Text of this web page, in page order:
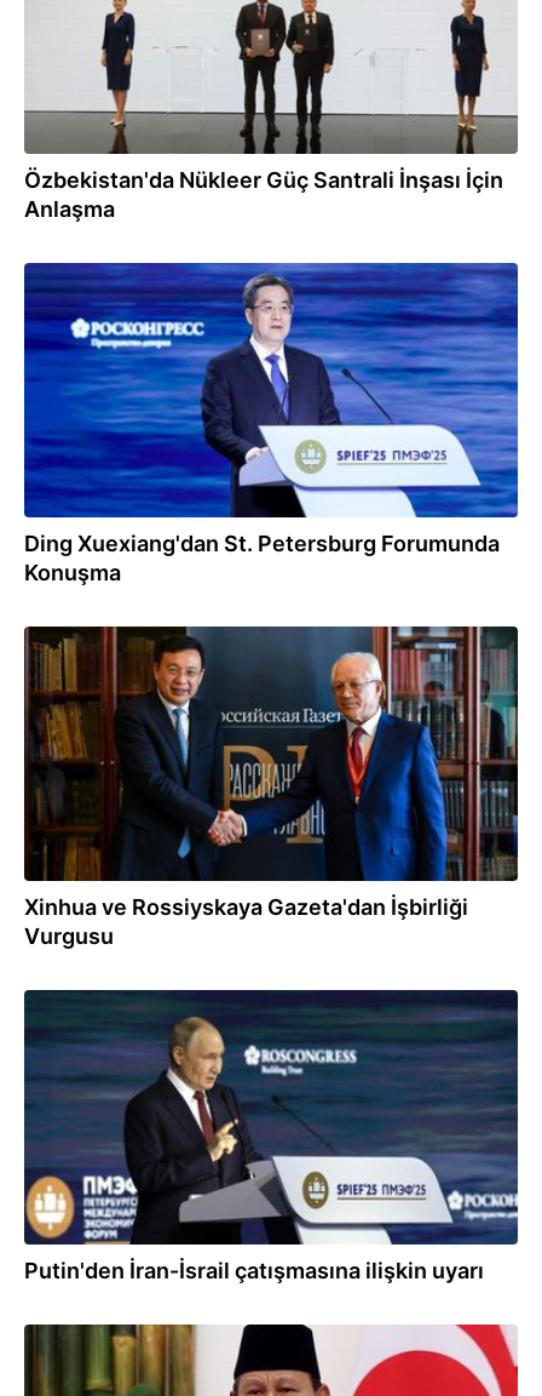
Özbekistan'da Nükleer Güç Santrali İnşası İçin
Anlaşma
21.06.2025
Ding Xuexiang'dan St. Petersburg Forumunda
Konuşma
21.06.2025
Xinhua ve Rossiyskaya Gazeta'dan İşbirliği
Vurgusu
20.06.2025
Putin'den İran-İsrail çatışmasına ilişkin uyarı
20.06.2025